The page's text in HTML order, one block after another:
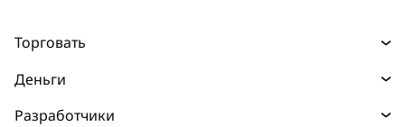
Торговать
Деньги
Разработчики